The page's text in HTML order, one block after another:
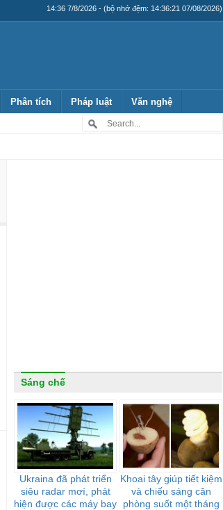
14:36 7/8/2026 - (bộ nhớ đệm: 14:36:21 07/08/2026)
Phân tích Pháp luật Văn nghệ
Sáng chế
Ukraina đã phát triển
siêu radar mơí, phát
hiện được các máy bay
Khoai tây giúp tiết kiệm
và chiếu sáng căn
phòng suốt một tháng